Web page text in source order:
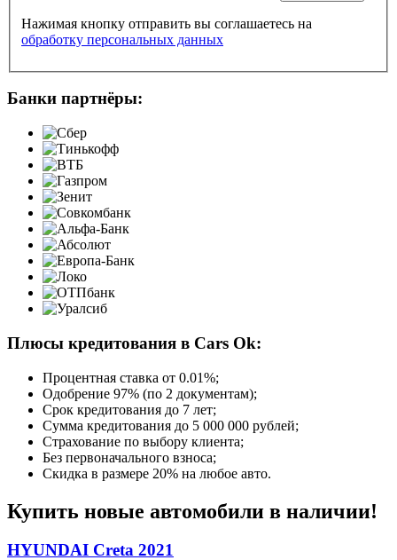
Нажимая кнопку отправить вы соглашаетесь на
обработку персональных данных
Банки партнёры:
Плюсы кредитования в Cars Ok:
Процентная ставка от 0.01%;
Одобрение 97% (по 2 документам);
Срок кредитования до 7 лет;
Сумма кредитования до 5 000 000 рублей;
Страхование по выбору клиента;
Без первоначального взноса;
Скидка в размере 20% на любое авто.
Купить новые автомобили в наличии!
HYUNDAI Creta 2021